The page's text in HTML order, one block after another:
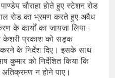
चौराहा होते हुए स्टेशन रोड
रोड का भ्रमण करते हुए अवैध
के कार्यों का जायजा लिया।
केशरी प्रकाश को सड़क
के निर्देश दिए। इसके साथ
कुमार को निर्देशित किया कि
न होने पाए।